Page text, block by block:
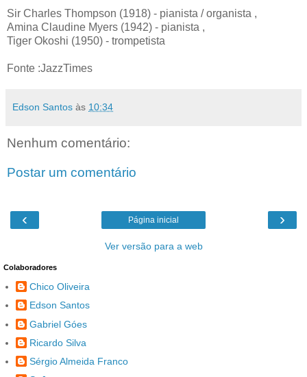
Sir Charles Thompson (1918) - pianista / organista ,
Amina Claudine Myers (1942) - pianista ,
Tiger Okoshi (1950) - trompetista
Fonte :JazzTimes
Edson Santos às 10:34
Nenhum comentário:
Postar um comentário
‹ ›
Página inicial
Ver versão para a web
Colaboradores
Chico Oliveira
Edson Santos
Gabriel Góes
Ricardo Silva
Sérgio Almeida Franco